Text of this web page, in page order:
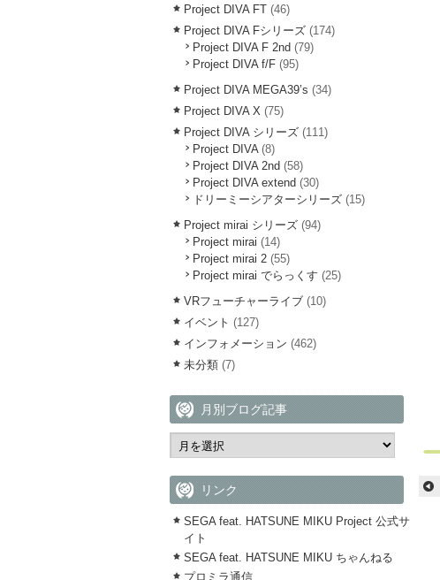
Project DIVA FT (46)
Project DIVA Fシリーズ (174)
Project DIVA F 2nd (79)
Project DIVA f/F (95)
Project DIVA MEGA39’s (34)
Project DIVA X (75)
Project DIVA シリーズ (111)
Project DIVA(8)
Project DIVA 2nd (58)
Project DIVA extend (30)
ドリーミーシアターシリーズ (15)
Project mirai シリーズ (94)
Project mirai (14)
Project mirai 2 (55)
Project mirai でらっくす (25)
VRフューチャーライブ (10)
イベント (127)
インフォメーション (462)
未分類 (7)
月別ブログ記事
リンク
SEGA feat. HATSUNE MIKU Project 公式サ
イト
SEGA feat. HATSUNE MIKU ちゃんねる
プロミラ通信